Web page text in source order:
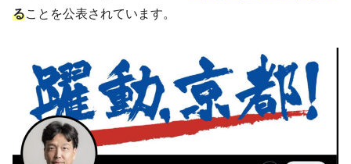
ることを公表されています。